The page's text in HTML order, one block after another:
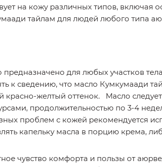
на кожу различных типов, включая
тайлам для людей любого типа
предназначено для любых участков
к сведению, что масло Кумкумаади
красно-желтый оттенок. Масло
продолжительностью по 3-4
проблем с кожей рекомендуется
капельку масла в порцию крема,
чувство комфорта и пользы от